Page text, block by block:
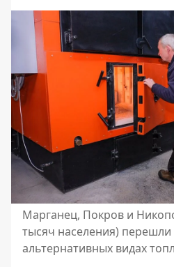
Марганец, Покров и
тысяч населения)
альтернативных видах